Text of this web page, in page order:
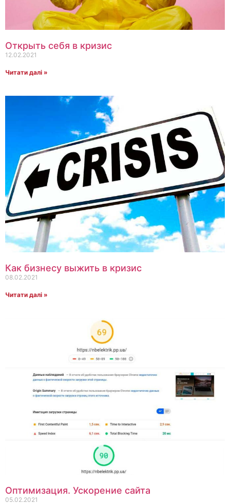
Открыть себя в кризис
12.02.2021
Читати далі »
Как бизнесу выжить в кризис
08.02.2021
Читати далі »
Оптимизация. Ускорение сайта
05.02.2021